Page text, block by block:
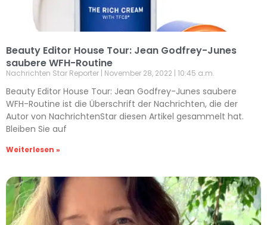
Beauty Editor House Tour: Jean Godfrey-Junes
saubere WFH-Routine
Nachrichten Star Reporter November 28, 2022 10:45 a.m.
Beauty Editor House Tour: Jean Godfrey-Junes saubere
WFH-Routine ist die Überschrift der Nachrichten, die der
Autor von NachrichtenStar diesen Artikel gesammelt hat.
Bleiben Sie auf
Weiterlesen »